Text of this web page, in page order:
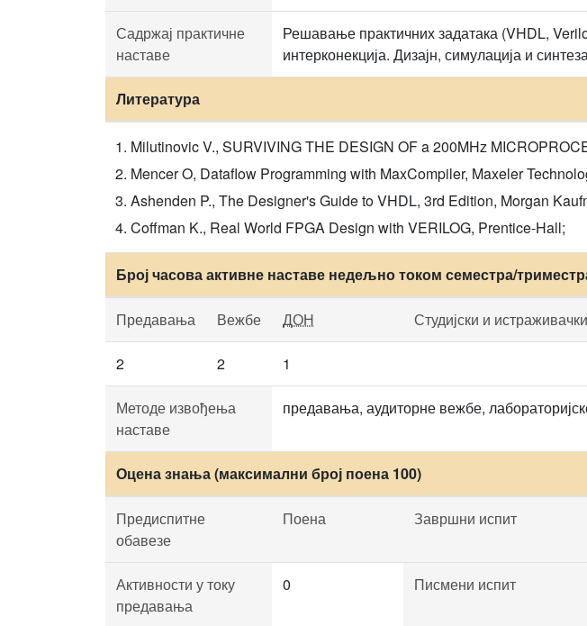
Садржај практичне
наставе
Решавање практичних задатака (VHDL,
интерконекција. Дизајн, симулација и
Литература
Milutinovic V., SURVIVING THE DESIGN OF a 200MHz
Mencer O, Dataflow Programming with MaxCompiler, Maxeler
Ashenden P., The Designer's Guide to VHDL, 3rd Edition, Morgan
Coffman K., Real World FPGA Design with VERILOG, Prentice-Hall;
Број часова активне наставе недељно током семестра/
Предавања Вежбе ДОН Студијски и
2 2 1
Методе извођења
наставе
предавања, аудиторне вежбе,
Оцена знања (максимални број поена 100)
Предиспитне
обавезе
Поена Завршни испит
Активности у току
предавања
0 Писмени испит